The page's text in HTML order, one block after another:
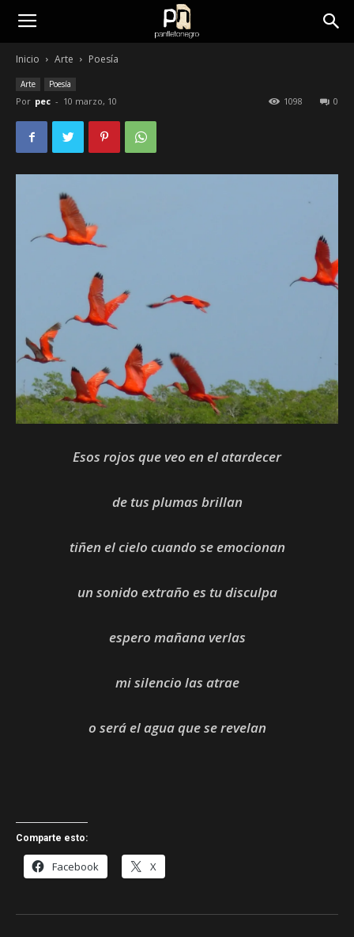
panfletonegro
Inicio Arte Poesía
Arte Poesía
Por pec - 10 marzo, 10 0
1098
Esos rojos que veo en el atardecer
de tus plumas brillan
tiñen el cielo cuando se emocionan
un sonido extraño es tu disculpa
espero mañana verlas
mi silencio las atrae
o será el agua que se revelan
Comparte esto:
Facebook X